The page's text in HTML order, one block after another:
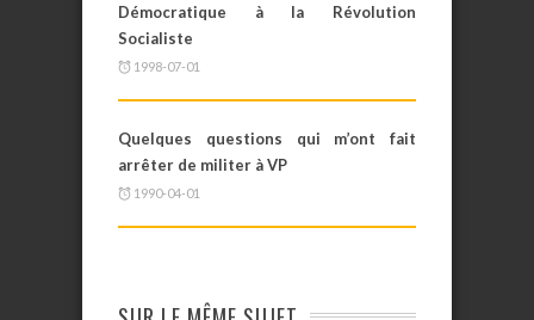
Démocratique à la Révolution
Socialiste
1998-07-01
Quelques questions qui m’ont fait
arrêter de militer à VP
1990-04-01